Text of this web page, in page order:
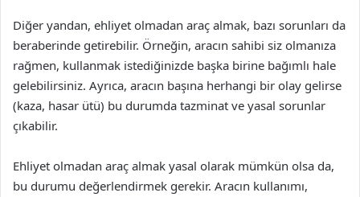
Diğer yandan, ehliyet olmadan araç almak, bazı sorunları da
beraberinde getirebilir. Örneğin, aracın sahibi siz olmanıza
rağmen, kullanmak istediğinizde başka birine bağımlı hale
gelebilirsiniz. Ayrıca, aracın başına herhangi bir olay gelirse
(kaza, hasar ütü) bu durumda tazminat ve yasal sorunlar
çıkabilir.
Ehliyet olmadan araç almak yasal olarak mümkün olsa da,
bu durumu değerlendirmek gerekir. Aracın kullanımı,